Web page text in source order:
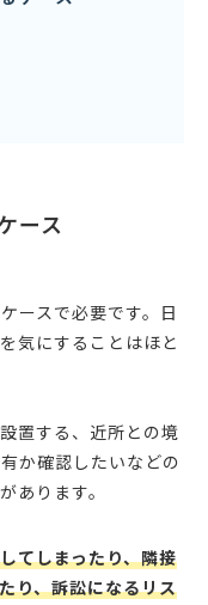
ース
ースで必要です。日
気にすることはほと
置する、近所との境
か確認したいなどの
あります。
てしまったり、隣接
り、訴訟になるリス